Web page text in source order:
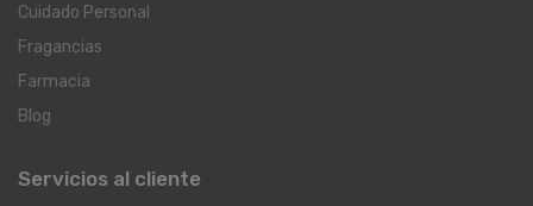
Cuidado Personal
Fragancias
Farmacia
Blog
Servicios al cliente